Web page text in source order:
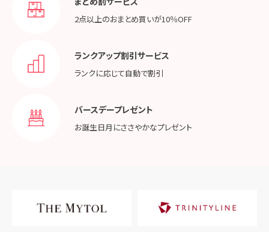
2点以上のおまとめ買いが10％OFF
ランクアップ割引サービス
ランクに応じて自動で割引
バースデープレゼント
お誕生日月にささやかなプレゼント